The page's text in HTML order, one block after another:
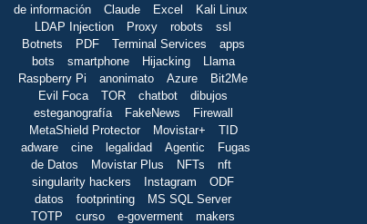
de información
Claude Excel
Kali Linux
LDAP Injection
Proxy robots
ssl
Botnets
PDF Terminal Services
apps
bots
smartphone Hijacking
Llama
Raspberry Pi
anonimato Azure
Bit2Me
Evil Foca
TOR chatbot
dibujos
esteganografía
FakeNews
Firewall
MetaShield Protector
Movistar+
TID
adware
cine legalidad Agentic
Fugas
de Datos
Movistar Plus NFTs
nft
singularity hackers
Instagram
ODF
datos
footprinting
MS SQL Server
TOTP
curso e-goverment
makers